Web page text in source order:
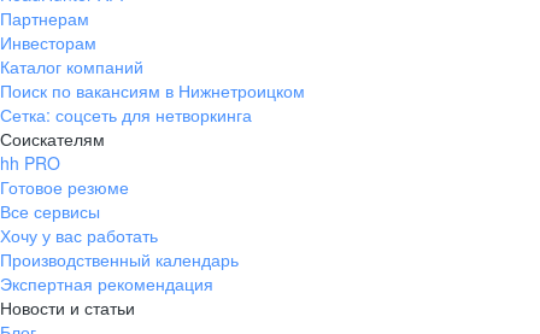
Партнерам
Инвесторам
Каталог компаний
Поиск по вакансиям в Нижнетроицком
Сетка: соцсеть для нетворкинга
Соискателям
hh PRO
Готовое резюме
Все сервисы
Хочу у вас работать
Производственный календарь
Экспертная рекомендация
Новости и статьи